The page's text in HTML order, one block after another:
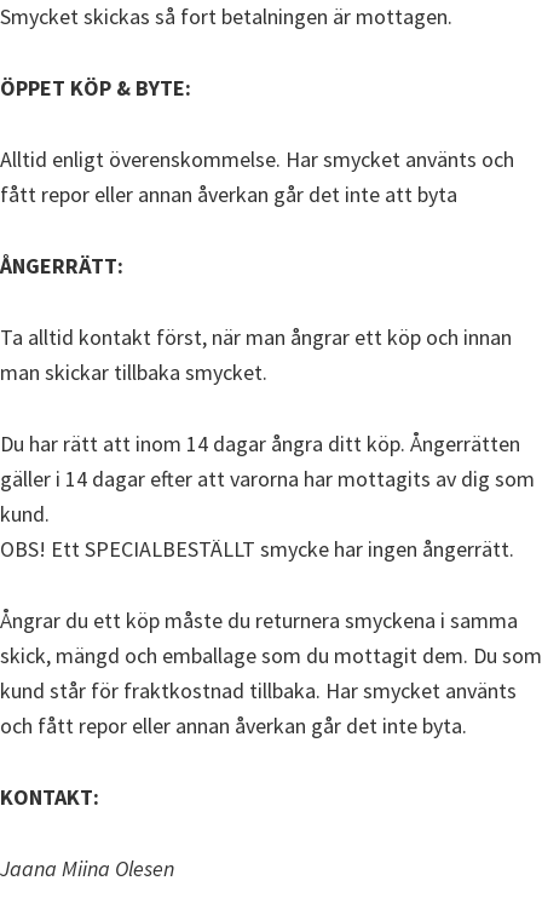
Smycket skickas så fort betalningen är mottagen.
ÖPPET KÖP & BYTE:
Alltid enligt överenskommelse. Har smycket använts och
fått repor eller annan åverkan går det inte att byta
ÅNGERRÄTT:
Ta alltid kontakt först, när man ångrar ett köp och innan
man skickar tillbaka smycket.
Du har rätt att inom 14 dagar ångra ditt köp. Ångerrätten
gäller i 14 dagar efter att varorna har mottagits av dig som
kund.
OBS! Ett SPECIALBESTÄLLT smycke har ingen ångerrätt.
Ångrar du ett köp måste du returnera smyckena i samma
skick, mängd och emballage som du mottagit dem. Du som
kund står för fraktkostnad tillbaka. Har smycket använts
och fått repor eller annan åverkan går det inte byta.
KONTAKT:
Jaana Miina Olesen